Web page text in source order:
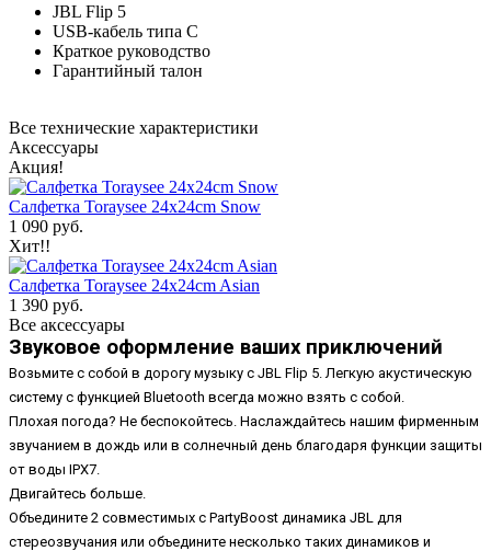
JBL Flip 5
USB-кабель типа C
Краткое руководство
Гарантийный талон
Все технические характеристики
Аксессуары
Акция!
Салфетка Toraysee 24x24cm Snow
1 090 руб.
Хит!!
Салфетка Toraysee 24x24cm Asian
1 390 руб.
Все аксессуары
Звуковое оформление ваших приключений
Возьмите с собой в дорогу музыку с JBL Flip 5. Легкую акустическую
систему с функцией Bluetooth всегда можно взять с собой.
Плохая погода? Не беспокойтесь. Наслаждайтесь нашим фирменным
звучанием в дождь или в солнечный день благодаря функции защиты
от воды IPX7.
Двигайтесь больше.
Объедините 2 совместимых с PartyBoost динамика JBL для
стереозвучания или объедините несколько таких динамиков и